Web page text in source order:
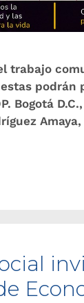
trabajo
podrán
Bogotá